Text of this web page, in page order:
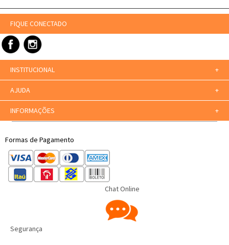
FIQUE CONECTADO
INSTITUCIONAL +
AJUDA +
INFORMAÇÕES +
Formas de Pagamento
Chat Online
Segurança